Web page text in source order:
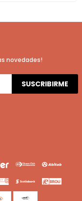
novedades!
SUSCRIBIRME